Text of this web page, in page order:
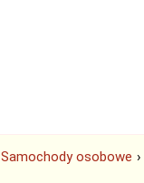
Samochody osobowe ›